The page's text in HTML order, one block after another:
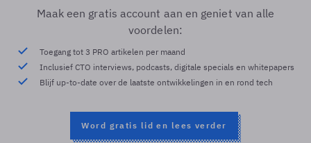
Maak een gratis account aan en geniet van alle
voordelen:
Toegang tot 3 PRO artikelen per maand
Inclusief CTO interviews, podcasts, digitale specials en whitepapers
Blijf up-to-date over de laatste ontwikkelingen in en rond tech
Word gratis lid en lees verder